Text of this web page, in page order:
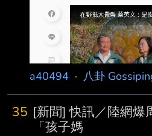
a40494 · 八卦
35 [新聞] 快訊／陸網爆
「孩子媽